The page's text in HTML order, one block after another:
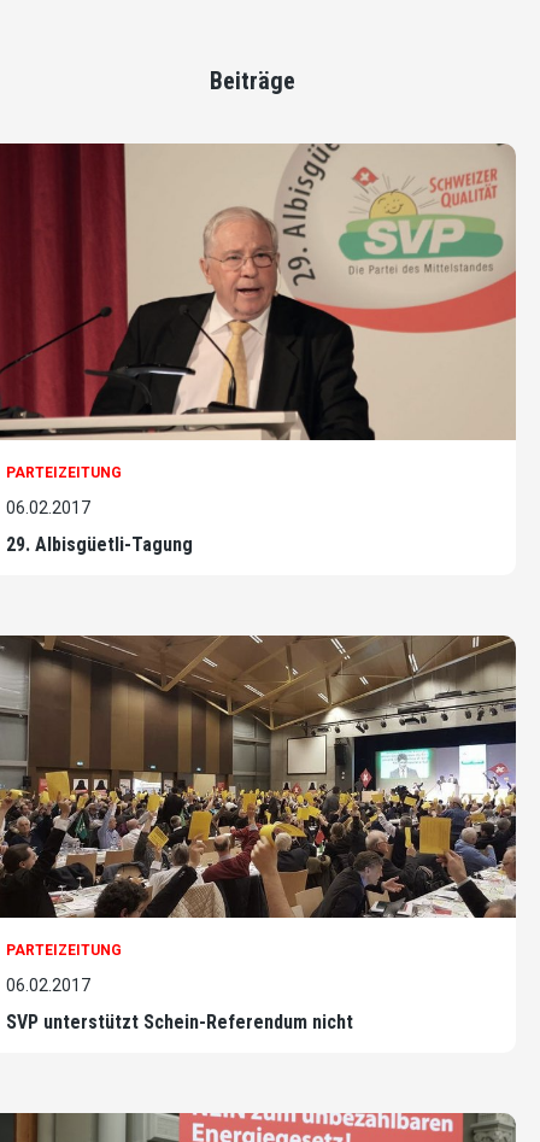
Beiträge
PARTEIZEITUNG
06.02.2017
29. Albisgüetli-Tagung
PARTEIZEITUNG
06.02.2017
SVP unterstützt Schein-Referendum nicht